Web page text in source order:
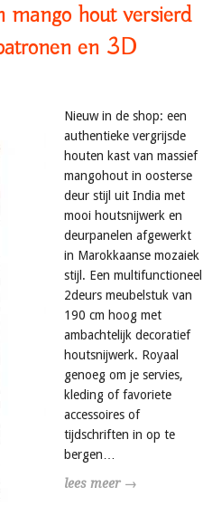
mango hout versierd
en 3D
Nieuw in de shop: een
authentieke vergrijsde
houten kast van massief
mangohout in oosterse
deur stijl uit India met
mooi houtsnijwerk en
deurpanelen afgewerkt
in Marokkaanse mozaiek
stijl. Een multifunctioneel
2deurs meubelstuk van
190 cm hoog met
ambachtelijk decoratief
houtsnijwerk. Royaal
genoeg om je servies,
kleding of favoriete
accessoires of
tijdschriften in op te
bergen…
lees meer →